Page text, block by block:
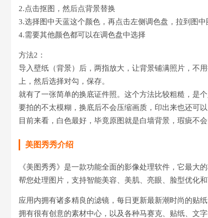
2.点击抠图，然后点背景替换
3.选择图中天蓝这个颜色，再点击左侧调色盘，拉到图中
4.需要其他颜色都可以在调色盘中选择
方法2：
导入壁纸（背景）后，两指放大，让背景铺满照片，不
上，然后选择对勾，保存。
就有了一张简单的换底证件照。这个方法比较粗糙，是
要拍的不太模糊，换底后不会压缩画质，印出来也还可
目前来看，白色最好，毕竟原图就是白墙背景，瑕疵不会
美图秀秀介绍
《美图秀秀》是一款功能全面的影像处理软件，它最大
帮您处理图片，支持智能美容、美肌、亮眼、脸型优化
应用内拥有诸多精良的滤镜，每日更新最新潮时尚的贴
拥有很有创意的素材中心，以及各种马赛克、贴纸、文